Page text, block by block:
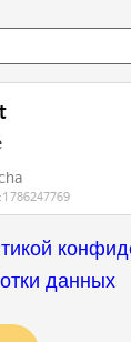
данных